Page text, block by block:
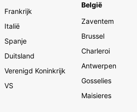
Frankrijk
Italië
Spanje
Duitsland
Verenigd Koninkrijk
VS
België
Zaventem
Brussel
Charleroi
Antwerpen
Gosselies
Maisieres